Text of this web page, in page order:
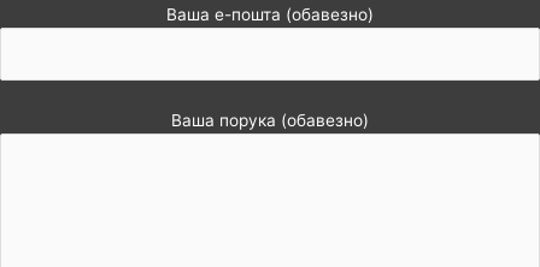
Ваша е-пошта (обавезно)
Ваша порука (обавезно)